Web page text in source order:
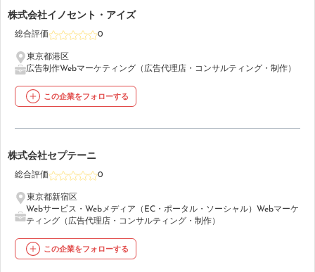
6
株式会社イノセント・アイズ
総合評価 0
東京都港区
広告制作Webマーケティング（広告代理店・コンサルティング・制作）
この企業をフォローする
7
株式会社セプテーニ
総合評価 0
東京都新宿区
Webサービス・Webメディア（EC・ポータル・ソーシャル） Webマーケ
ティング（広告代理店・コンサルティング・制作）
この企業をフォローする